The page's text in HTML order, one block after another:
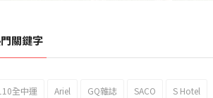
關鍵字
全中運 Ariel GQ雜誌 SACO S Hotel